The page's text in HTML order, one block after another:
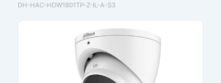
DH-HAC-HDW1801TP-Z-IL-A-S3